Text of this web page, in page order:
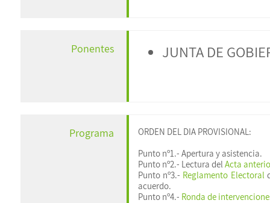
Ponentes JUNTA DE
Programa
ORDEN DEL DIA PROVISIONAL:
Punto nº1.- Apertura y asistencia.
Punto nº2.- Lectura del Acta
Punto nº3.- Reglamento Electoral
acuerdo.
Punto nº4.- Ronda de